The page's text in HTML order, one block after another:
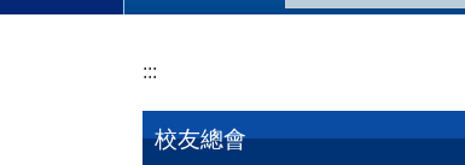
:::
校友總會